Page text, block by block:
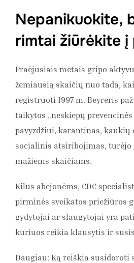
Nepanikuokite,
rimtai žiūrėkite į
Praėjusiais metais gripo
žemiausią skaičių nuo tada, kai
registruoti 1997 m. Beyreris
taikytos „neskiepų prevencinės
pavyzdžiui, karantinas, kaukių
socialinis atsiribojimas, turėjo
mažiems skaičiams.
Kilus abejonėms, CDC
pirminės sveikatos priežiūros
gydytojai ar slaugytojai yra
kuriuos reikia klausytis ir
Daugiau: Ką reiškia susidoroti